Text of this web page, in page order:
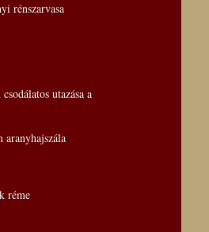
rénszarvasa
utazása a
réme